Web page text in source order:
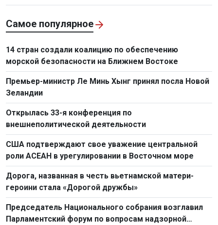
Самое популярное
14 стран создали коалицию по обеспечению
морской безопасности на Ближнем Востоке
Премьер-министр Ле Минь Хынг принял посла Новой
Зеландии
Открылась 33-я конференция по
внешнеполитической деятельности
США подтверждают свое уважение центральной
роли АСЕАН в урегулировании в Восточном море
Дорога, названная в честь вьетнамской матери-
героини стала «Дорогой дружбы»
Председатель Национального собрания возглавил
Парламентский форум по вопросам надзорной